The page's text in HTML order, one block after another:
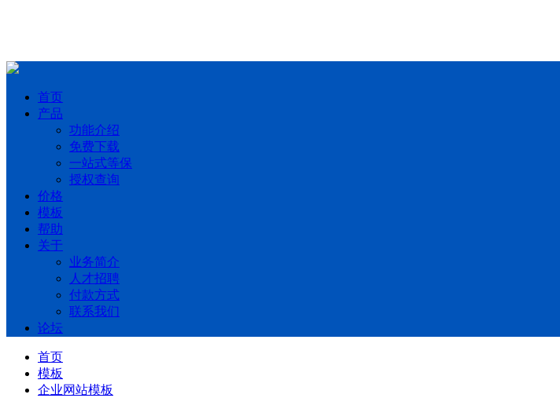
首页
产品
功能介绍
免费下载
一站式等保
授权查询
价格
模板
帮助
关于
业务简介
人才招聘
付款方式
联系我们
论坛
首页
模板
企业网站模板